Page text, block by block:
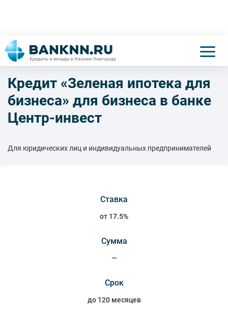
Кредит «Зеленая ипотека для
бизнеса» для бизнеса в банке
Центр-инвест
Для юридических лиц и индивидуальных предпринимателей
Ставка
от 17.5%
Сумма
—
Срок
до 120 месяцев